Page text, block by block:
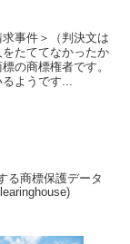
事件＞（判決文は
たててなかったか
の商標権者です。
ようです...
る商標保護データ